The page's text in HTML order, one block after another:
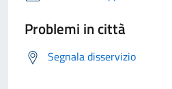
Problemi in città
Segnala disservizio